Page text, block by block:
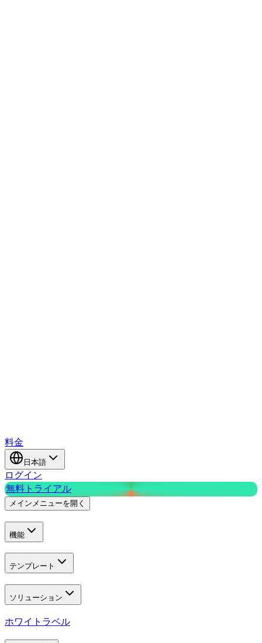
料金
日本語
ログイン
無料トライアル
メインメニューを開く
機能
テンプレート
ソリューション
ホワイトラベル